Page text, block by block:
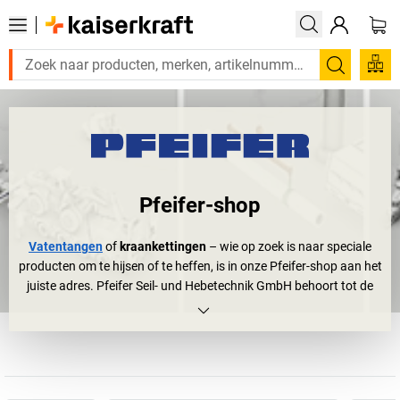
Zoeken
Pfeifer-shop
Vatentangenof kraankettingen – wie op zoek is naar speciale
producten om te hijsen of te heffen, is in onze Pfeifer-shop aan het
juiste adres. Pfeifer Seil- und Hebetechnik GmbH behoort tot de
absolute marktleiders in de branche;